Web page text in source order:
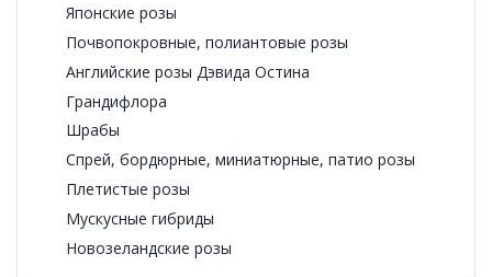
Японские розы
Почвопокровные, полиантовые розы
Английские розы Дэвида Остина
Грандифлора
Шрабы
Спрей, бордюрные, миниатюрные, патио розы
Плетистые розы
Мускусные гибриды
Новозеландские розы